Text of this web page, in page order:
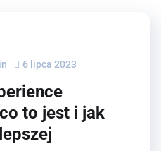
6 lipca 2023
to jest i jak